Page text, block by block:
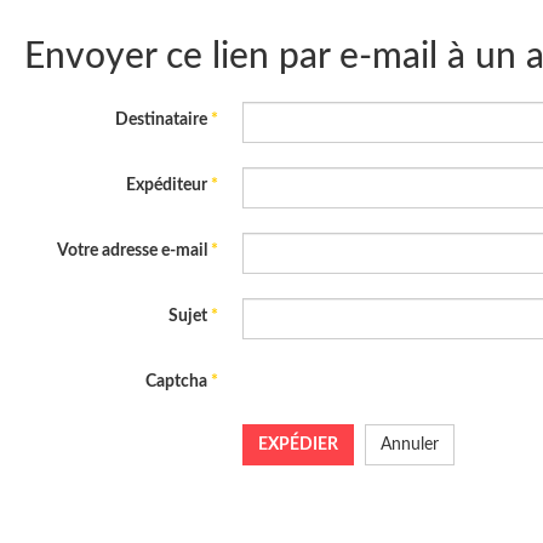
Envoyer ce lien par e-mail à un
Destinataire *
Expéditeur*
Votre adresse e-mail *
Sujet *
Captcha *
EXPÉDIER Annuler